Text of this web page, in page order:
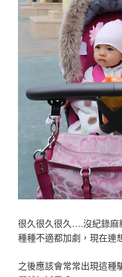
很久很久很久….沒紀錄麻
種種不適都加劇，現在
之後應該會常常出現這種